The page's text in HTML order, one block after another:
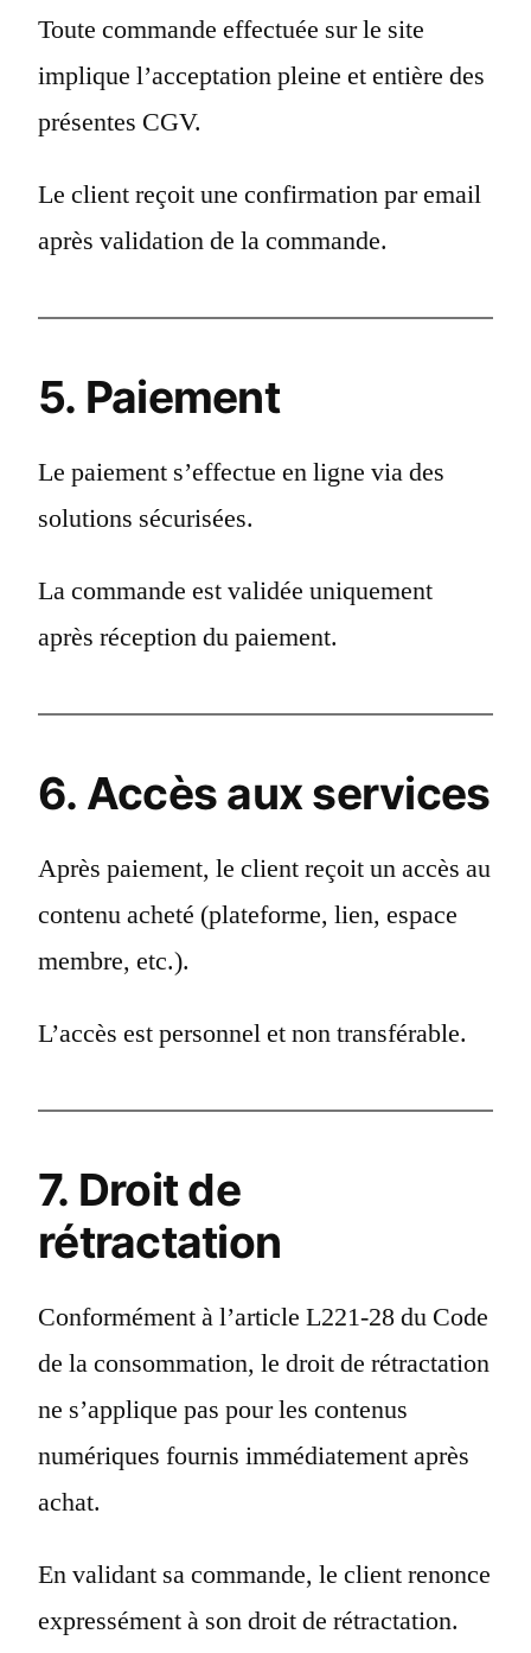
Toute commande effectuée sur le site
implique l’acceptation pleine et entière des
présentes CGV.
Le client reçoit une confirmation par email
après validation de la commande.
5. Paiement
Le paiement s’effectue en ligne via des
solutions sécurisées.
La commande est validée uniquement
après réception du paiement.
6. Accès aux services
Après paiement, le client reçoit un accès au
contenu acheté (plateforme, lien, espace
membre, etc.).
L’accès est personnel et non transférable.
7. Droit de
rétractation
Conformément à l’article L221-28 du Code
de la consommation, le droit de rétractation
ne s’applique pas pour les contenus
numériques fournis immédiatement après
achat.
En validant sa commande, le client renonce
expressément à son droit de rétractation.